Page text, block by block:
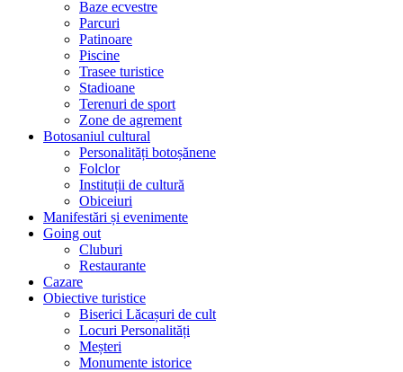
Baze ecvestre
Parcuri
Patinoare
Piscine
Trasee turistice
Stadioane
Terenuri de sport
Zone de agrement
Botosaniul cultural
Personalități botoșănene
Folclor
Instituții de cultură
Obiceiuri
Manifestări și evenimente
Going out
Cluburi
Restaurante
Cazare
Obiective turistice
Biserici Lăcașuri de cult
Locuri Personalități
Meșteri
Monumente istorice